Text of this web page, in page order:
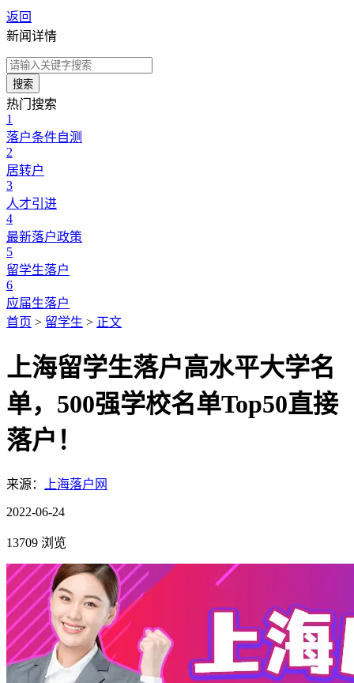
返回
新闻详情
搜索
热门搜索
1
落户条件自测
2
居转户
3
人才引进
4
最新落户政策
5
留学生落户
6
应届生落户
首页 > 留学生 > 正文
上海留学生落户高水平大学名
单，500强学校名单Top50直接
落户！
来源： 上海落户网
2022-06-24
13709 浏览